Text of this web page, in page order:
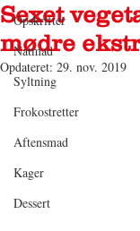
Opskrifter
Natmad
Syltning
Frokostretter
Aftensmad
Kager
Dessert
Sexet
mødre
Opdateret: 29. nov. 2019